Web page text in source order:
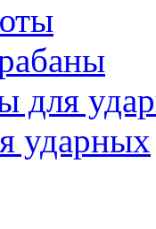
для
ударных